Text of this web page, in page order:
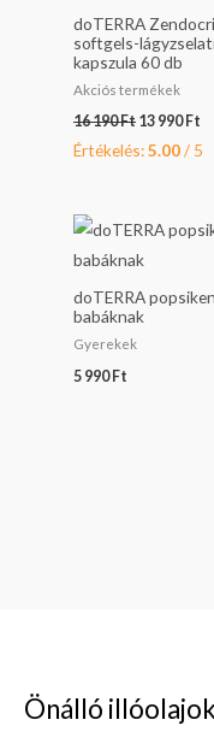
doTERRA
softgels-
kapszula 60 db
Akciós termékek
16 190Ft 13 990 Ft
Értékelés:5.00/ 5
doTERRA
babáknak
Gyerekek
5 990 Ft
Önálló illóolajok